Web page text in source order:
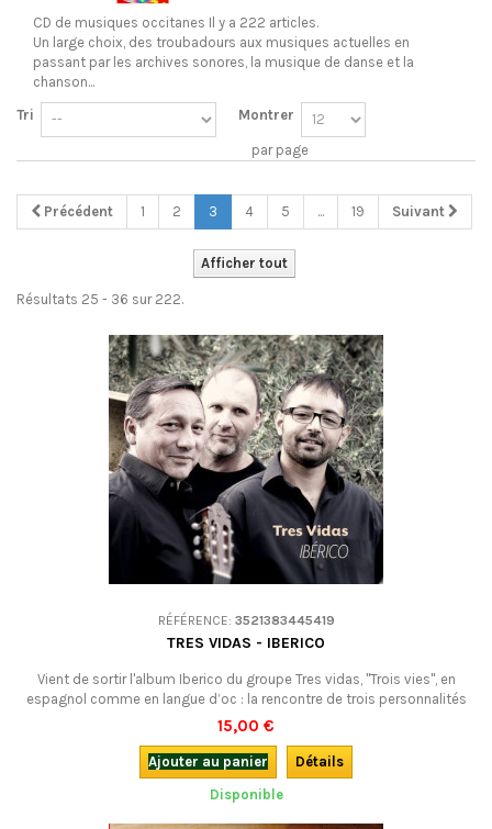
CD de musiques occitanes Il y a 222 articles.
Un large choix, des troubadours aux musiques actuelles en
passant par les archives sonores, la musique de danse et la
chanson...
Tri
Montrer
par page
Précédent 1 2 3 4 5 ... 19 Suivant
Afficher tout
Résultats 25 - 36 sur 222.
RÉFÉRENCE: 3521383445419
TRES VIDAS - IBERICO
Vient de sortir l'album Iberico du groupe Tres vidas, "Trois vies", en
espagnol comme en langue d’oc : la rencontre de trois personnalités
musicales singulières et généreuses qui aiment partager leurs univers
et leurs origines, leur goût pour les musiques enracinées, entre
l'Andalousie et l'Occitanie, musiques du monde et musiques
improvisées.
15,00 €
Ajouter au panier
Détails
Disponible